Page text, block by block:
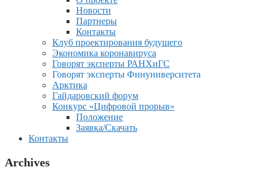
Новости
Партнеры
Контакты
Клуб проектирования будущего
Экономика коронавируса
Говорят эксперты РАНХиГС
Говорят эксперты Финуниверситета
Арктика
Гайдаровский форум
Конкурс «Цифровой прорыв»
Положение
Заявка/Скачать
Контакты
Archives